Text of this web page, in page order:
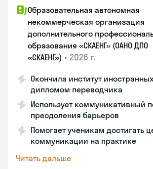
Образовательная автономная
некоммерческая организация
дополнительного
образования «СКАЕНГ» (ОАНО ДПО
«СКАЕНГ») • 2026 г.
Окончила институт
дипломом переводчика
Использует коммуникативный
преодоления барьеров
Помогает ученикам достигать
коммуникации на практике
Читать дальше